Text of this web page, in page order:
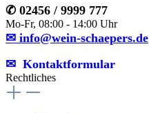
✆ 02456 / 9999 777
Mo-Fr, 08:00 - 14:00 Uhr
✉ info@wein-schaepers.de
✉︎ Kontaktformular
Rechtliches